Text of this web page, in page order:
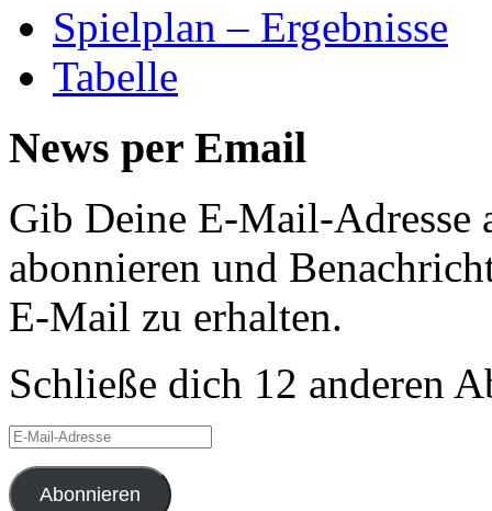
Spielplan – Ergebnisse
Tabelle
News per Email
Gib Deine E-Mail-Adresse
abonnieren und
E-Mail zu erhalten.
Schließe dich 12 anderen
E-
Mail-
Adresse
Abonnieren